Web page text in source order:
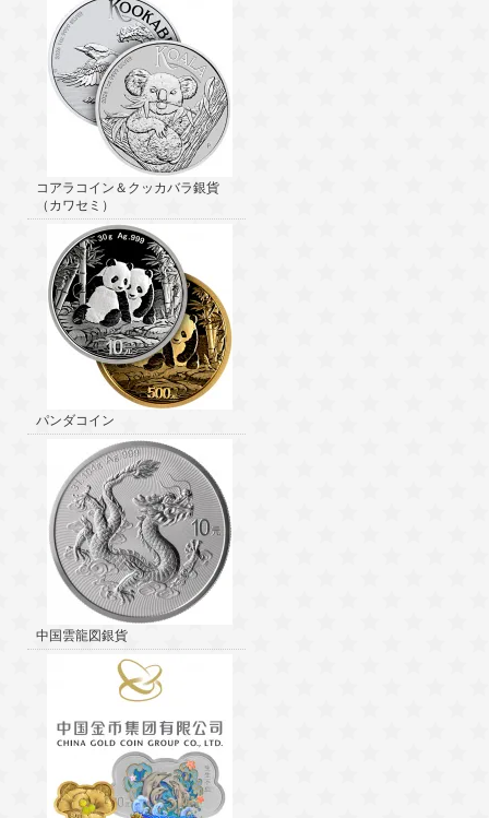
コアラコイン＆クッカバラ銀貨
（カワセミ）
パンダコイン
中国雲龍図銀貨